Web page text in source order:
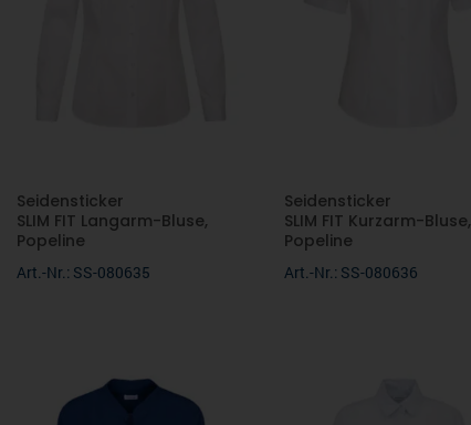
Seidensticker
SLIM FIT Langarm-Bluse,
Popeline
Art.-Nr.: SS-080635
Seidensticker
SLIM FIT Kurzarm-Bluse,
Popeline
Art.-Nr.: SS-080636